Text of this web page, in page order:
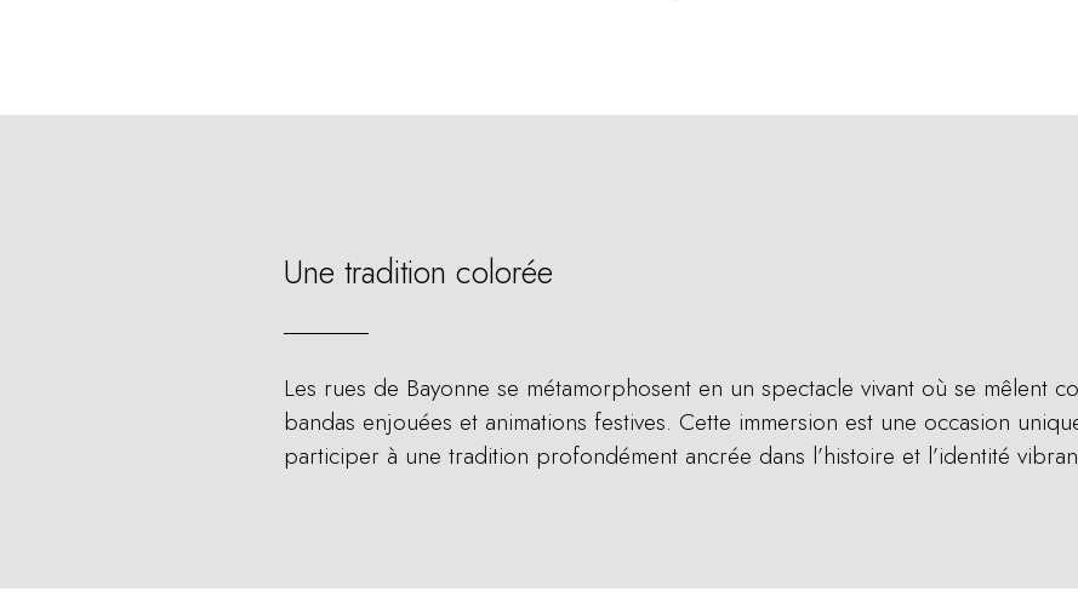
Une tradition colorée
Les rues de Bayonne se métamorphosent en un spectacle vivant où se mêlent
bandas enjouées et animations festives. Cette immersion est une occasion
participer à une tradition profondément ancrée dans l’histoire et l’identité